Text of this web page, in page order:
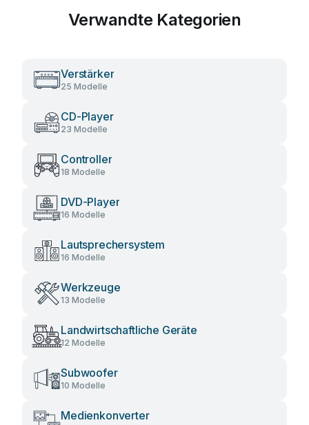
Verwandte Kategorien
Verstärker
25 Modelle
CD-Player
23 Modelle
Controller
18 Modelle
DVD-Player
16 Modelle
Lautsprechersystem
16 Modelle
Werkzeuge
13 Modelle
Landwirtschaftliche Geräte
12 Modelle
Subwoofer
10 Modelle
Medienkonverter